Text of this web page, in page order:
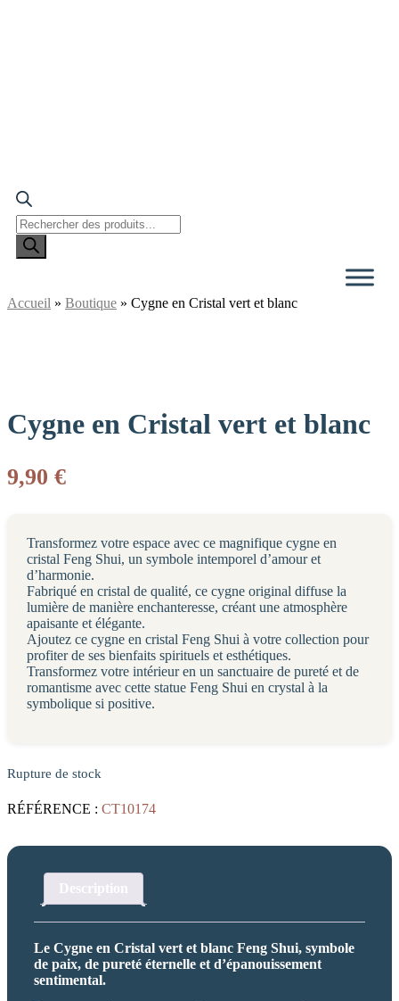
Recherche
de
Accueil » Boutique » Cygne en Cristal vert et blanc
Cygne en Cristal vert et blanc
9,90 €
Transformez votre espace avec ce magnifique cygne en
cristal Feng Shui, un symbole intemporel d’amour et
d’harmonie.
Fabriqué en cristal de qualité, ce cygne original diffuse la
lumière de manière enchanteresse, créant une atmosphère
apaisante et élégante.
Ajoutez ce cygne en cristal Feng Shui à votre collection pour
profiter de ses bienfaits spirituels et esthétiques.
Transformez votre intérieur en un sanctuaire de pureté et de
romantisme avec cette statue Feng Shui en crystal à la
symbolique si positive.
Rupture de stock
RÉFÉRENCE : CT10174
Description
Le Cygne en Cristal vert et blanc Feng Shui, symbole
de paix, de pureté éternelle et d’épanouissement
sentimental.